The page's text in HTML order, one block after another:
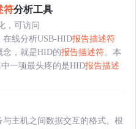
符分析工具
，可访问
在线分析USB-HID报告描述符
念，就是HID的报告描述符。本
一项最头疼的是HID报告描述
主机之间数据交互的格式。根